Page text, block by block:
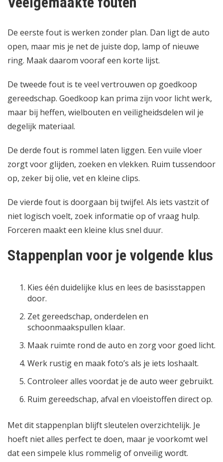
De eerste fout is werken zonder plan. Dan ligt de auto
open, maar mis je net de juiste dop, lamp of nieuwe
ring. Maak daarom vooraf een korte lijst.
De tweede fout is te veel vertrouwen op goedkoop
gereedschap. Goedkoop kan prima zijn voor licht werk,
maar bij heffen, wielbouten en veiligheidsdelen wil je
degelijk materiaal.
De derde fout is rommel laten liggen. Een vuile vloer
zorgt voor glijden, zoeken en vlekken. Ruim tussendoor
op, zeker bij olie, vet en kleine clips.
De vierde fout is doorgaan bij twijfel. Als iets vastzit of
niet logisch voelt, zoek informatie op of vraag hulp.
Forceren maakt een kleine klus snel duur.
Stappenplan voor je volgende klus
Kies één duidelijke klus en lees de basisstappen
door.
Zet gereedschap, onderdelen en
schoonmaakspullen klaar.
Maak ruimte rond de auto en zorg voor goed licht.
Werk rustig en maak foto’s als je iets loshaalt.
Controleer alles voordat je de auto weer gebruikt.
Ruim gereedschap, afval en vloeistoffen direct op.
Met dit stappenplan blijft sleutelen overzichtelijk. Je
hoeft niet alles perfect te doen, maar je voorkomt wel
dat een simpele klus rommelig of onveilig wordt.